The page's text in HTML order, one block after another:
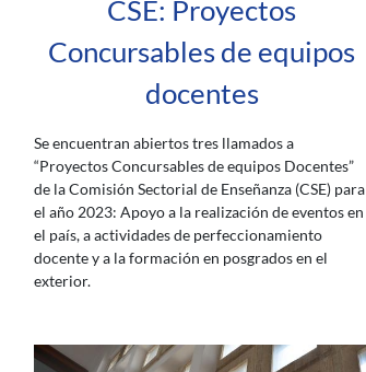
CSE: Proyectos
Concursables de equipos
docentes
Se encuentran abiertos tres llamados a
“Proyectos Concursables de equipos Docentes”
de la Comisión Sectorial de Enseñanza (CSE) para
el año 2023: Apoyo a la realización de eventos en
el país, a actividades de perfeccionamiento
docente y a la formación en posgrados en el
exterior.